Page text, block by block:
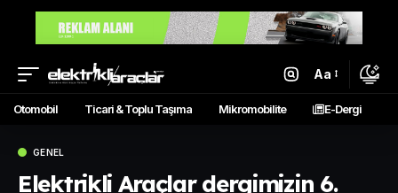
Aa
Otomobil Ticari & Toplu Taşıma Mikromobilite E-Dergi
GENEL
Elektrikli Araçlar dergimizin 6.